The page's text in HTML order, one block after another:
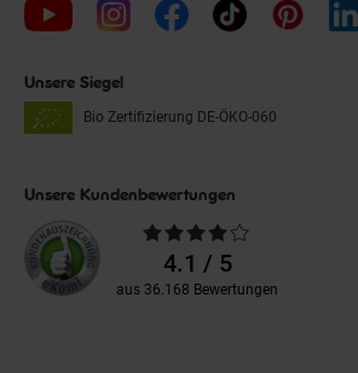
Unsere Siegel
Bio Zertifizierung DE-ÖKO-060
Unsere Kundenbewertungen
Durchschnittliche
Bewertungen4.1 / 5
aus 36.168 Bewertungen